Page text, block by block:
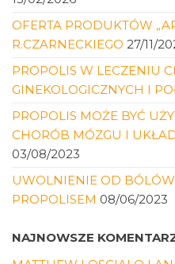
OFERTA PRODUKTÓW
R.CZARNECKIEGO 27/11/
PROPOLIS W LECZENIU
GINEKOLOGICZNYCH I
PROPOLIS MOŻE BYĆ
CHORÓB MÓZGU I
03/08/2023
UWOLNIENIE OD
PROPOLISEM 08/06/2023
NAJNOWSZE